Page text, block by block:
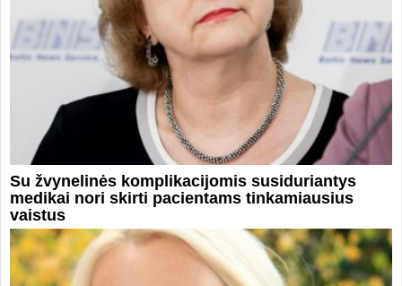
Su žvynelinės komplikacijomis susiduriantys
medikai nori skirti pacientams tinkamiausius
vaistus